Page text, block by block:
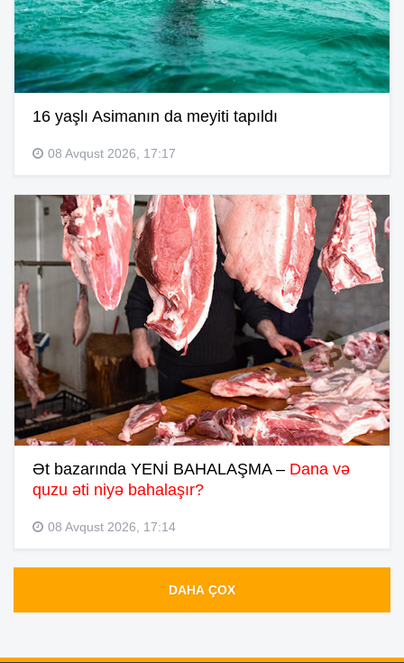
16 yaşlı Asimanın da meyiti tapıldı
08 Avqust 2026, 17:17
Ət bazarında YENİ BAHALAŞMA – Dana və
quzu əti niyə bahalaşır?
08 Avqust 2026, 17:14
DAHA ÇOX